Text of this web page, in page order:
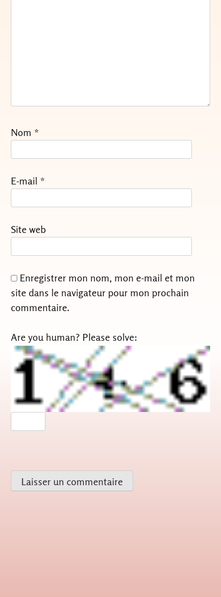
Nom *
E-mail *
Site web
Enregistrer mon nom, mon e-mail et mon
site dans le navigateur pour mon prochain
commentaire.
Are you human? Please solve: